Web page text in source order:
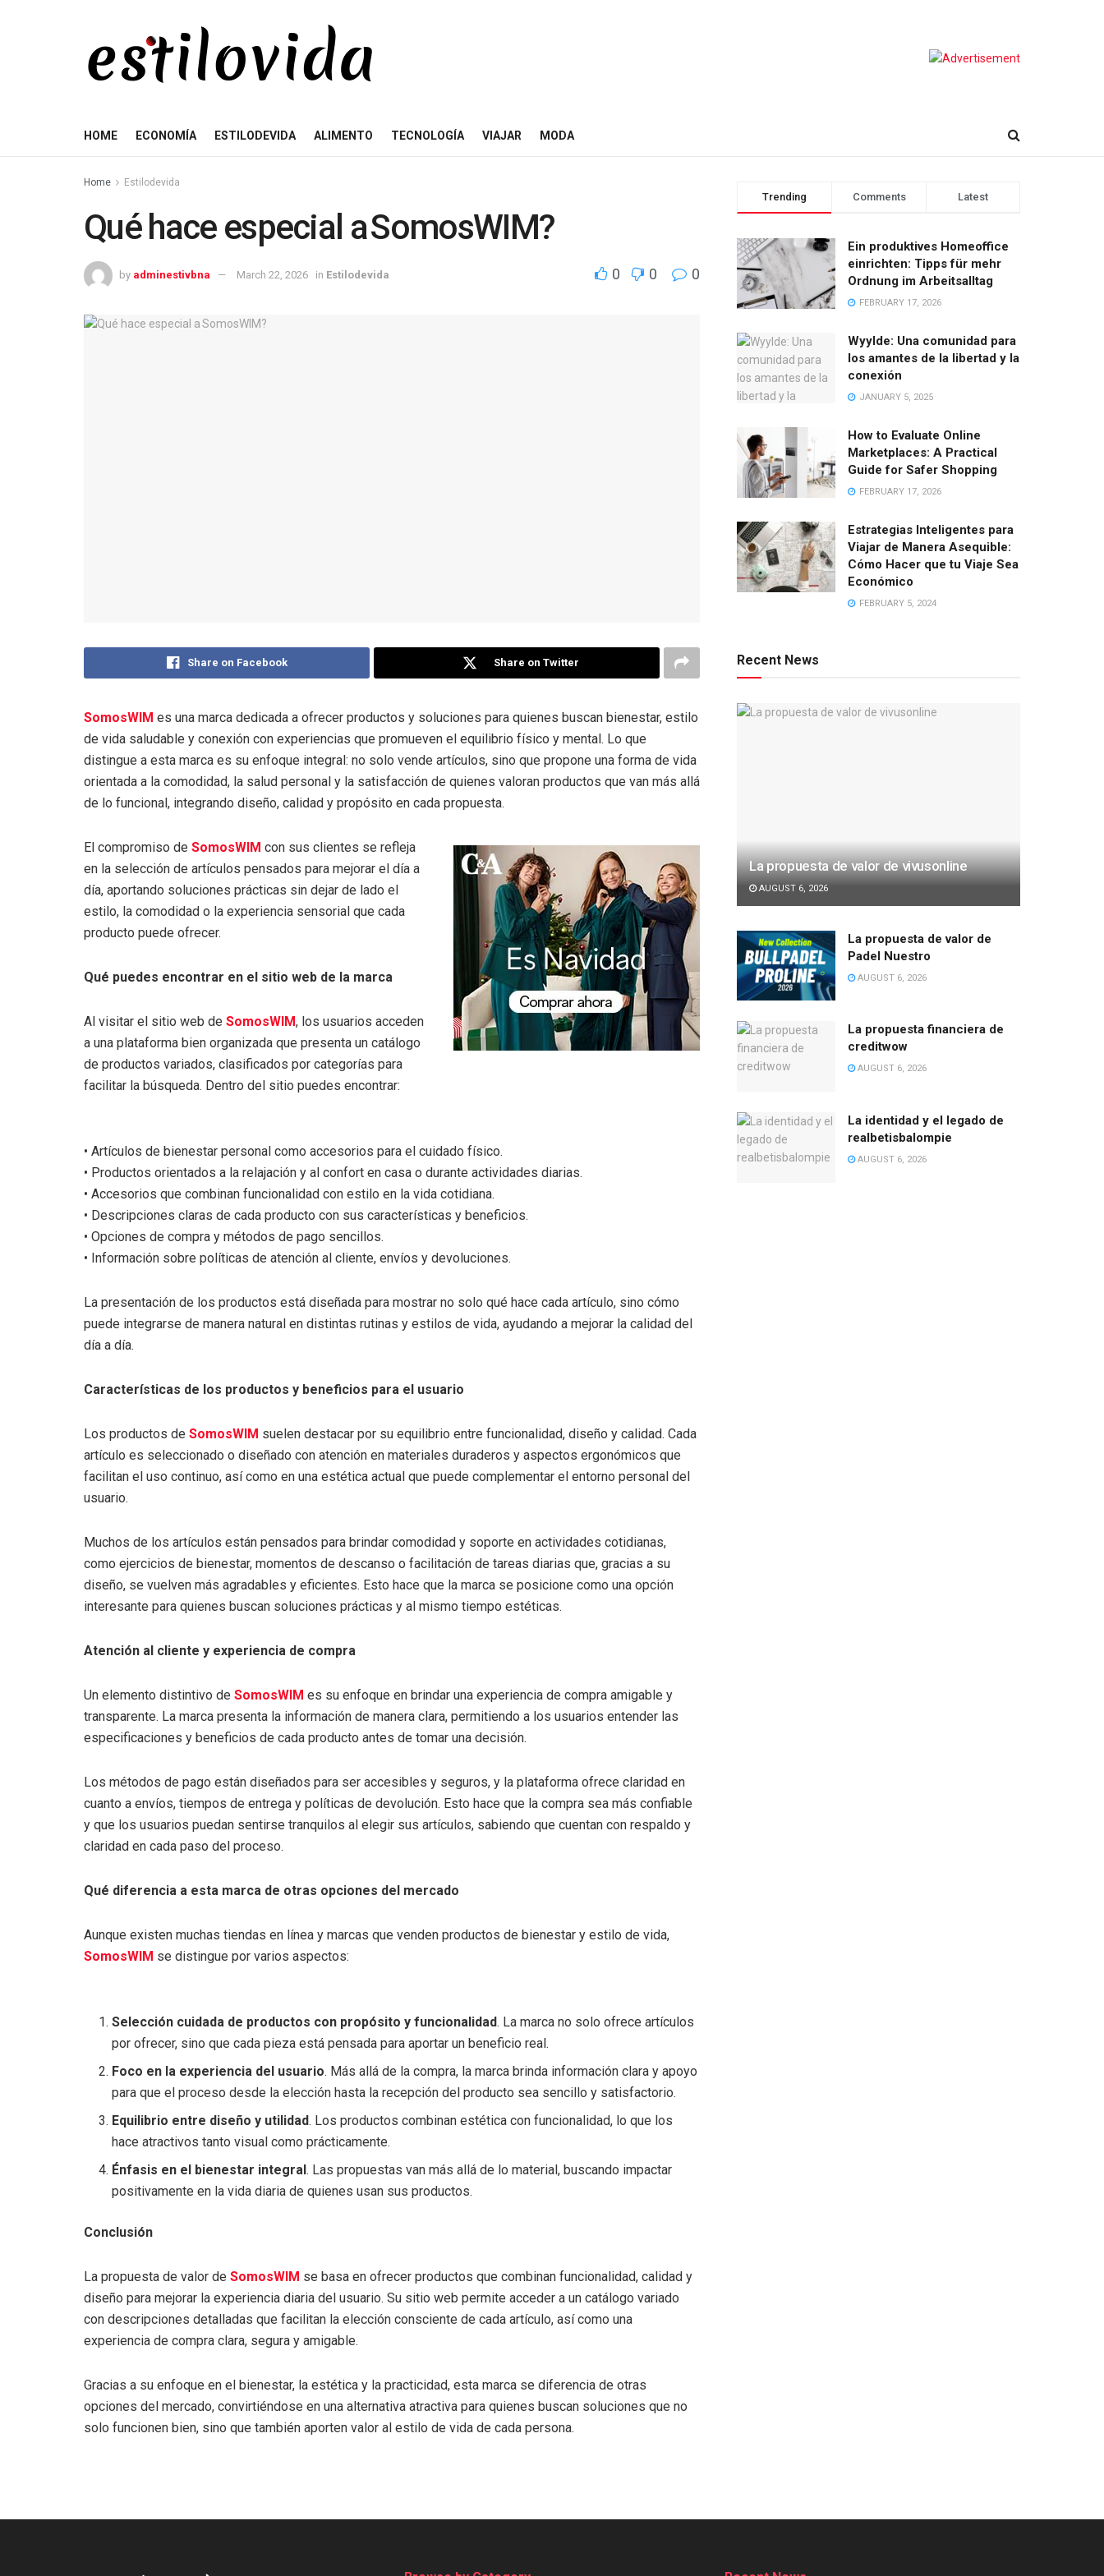
HOME ECONOMÍA ESTILODEVIDA ALIMENTO TECNOLOGÍA VIAJAR MODA
Home Estilodevida
Qué hace especial a SomosWIM?
by adminestivbna March 22, 2026 in Estilodevida 0 0 0
Share on Facebook Share on Twitter
SomosWIM es una marca dedicada a ofrecer productos y soluciones para quienes buscan bienestar, estilo
de vida saludable y conexión con experiencias que promueven el equilibrio físico y mental. Lo que
distingue a esta marca es su enfoque integral: no solo vende artículos, sino que propone una forma de vida
orientada a la comodidad, la salud personal y la satisfacción de quienes valoran productos que van más allá
de lo funcional, integrando diseño, calidad y propósito en cada propuesta.
El compromiso de SomosWIM con sus clientes se refleja
en la selección de artículos pensados para mejorar el día a
día, aportando soluciones prácticas sin dejar de lado el
estilo, la comodidad o la experiencia sensorial que cada
producto puede ofrecer.
Qué puedes encontrar en el sitio web de la marca
Al visitar el sitio web de SomosWIM, los usuarios acceden
a una plataforma bien organizada que presenta un catálogo
de productos variados, clasificados por categorías para
facilitar la búsqueda. Dentro del sitio puedes encontrar:
• Artículos de bienestar personal como accesorios para el cuidado físico.
• Productos orientados a la relajación y al confort en casa o durante actividades diarias.
• Accesorios que combinan funcionalidad con estilo en la vida cotidiana.
• Descripciones claras de cada producto con sus características y beneficios.
• Opciones de compra y métodos de pago sencillos.
• Información sobre políticas de atención al cliente, envíos y devoluciones.
La presentación de los productos está diseñada para mostrar no solo qué hace cada artículo, sino cómo
puede integrarse de manera natural en distintas rutinas y estilos de vida, ayudando a mejorar la calidad del
día a día.
Características de los productos y beneficios para el usuario
Los productos de SomosWIM suelen destacar por su equilibrio entre funcionalidad, diseño y calidad. Cada
artículo es seleccionado o diseñado con atención en materiales duraderos y aspectos ergonómicos que
facilitan el uso continuo, así como en una estética actual que puede complementar el entorno personal del
usuario.
Muchos de los artículos están pensados para brindar comodidad y soporte en actividades cotidianas,
como ejercicios de bienestar, momentos de descanso o facilitación de tareas diarias que, gracias a su
diseño, se vuelven más agradables y eficientes. Esto hace que la marca se posicione como una opción
interesante para quienes buscan soluciones prácticas y al mismo tiempo estéticas.
Atención al cliente y experiencia de compra
Un elemento distintivo de SomosWIM es su enfoque en brindar una experiencia de compra amigable y
transparente. La marca presenta la información de manera clara, permitiendo a los usuarios entender las
especificaciones y beneficios de cada producto antes de tomar una decisión.
Los métodos de pago están diseñados para ser accesibles y seguros, y la plataforma ofrece claridad en
cuanto a envíos, tiempos de entrega y políticas de devolución. Esto hace que la compra sea más confiable
y que los usuarios puedan sentirse tranquilos al elegir sus artículos, sabiendo que cuentan con respaldo y
claridad en cada paso del proceso.
Qué diferencia a esta marca de otras opciones del mercado
Aunque existen muchas tiendas en línea y marcas que venden productos de bienestar y estilo de vida,
SomosWIM se distingue por varios aspectos:
Selección cuidada de productos con propósito y funcionalidad. La marca no solo ofrece artículos
por ofrecer, sino que cada pieza está pensada para aportar un beneficio real.
Foco en la experiencia del usuario. Más allá de la compra, la marca brinda información clara y apoyo
para que el proceso desde la elección hasta la recepción del producto sea sencillo y satisfactorio.
Equilibrio entre diseño y utilidad. Los productos combinan estética con funcionalidad, lo que los
hace atractivos tanto visual como prácticamente.
Énfasis en el bienestar integral. Las propuestas van más allá de lo material, buscando impactar
positivamente en la vida diaria de quienes usan sus productos.
Conclusión
La propuesta de valor de SomosWIM se basa en ofrecer productos que combinan funcionalidad, calidad y
diseño para mejorar la experiencia diaria del usuario. Su sitio web permite acceder a un catálogo variado
con descripciones detalladas que facilitan la elección consciente de cada artículo, así como una
experiencia de compra clara, segura y amigable.
Gracias a su enfoque en el bienestar, la estética y la practicidad, esta marca se diferencia de otras
opciones del mercado, convirtiéndose en una alternativa atractiva para quienes buscan soluciones que no
solo funcionen bien, sino que también aporten valor al estilo de vida de cada persona.
Trending Comments Latest
Ein produktives Homeoffice
einrichten: Tipps für mehr
Ordnung im Arbeitsalltag
FEBRUARY 17, 2026
Wyylde: Una comunidad para
los amantes de la libertad y la
conexión
JANUARY 5, 2025
How to Evaluate Online
Marketplaces: A Practical
Guide for Safer Shopping
FEBRUARY 17, 2026
Estrategias Inteligentes para
Viajar de Manera Asequible:
Cómo Hacer que tu Viaje Sea
Económico
FEBRUARY 5, 2024
Recent News
La propuesta de valor de vivusonline
AUGUST 6, 2026
La propuesta de valor de
Padel Nuestro
AUGUST 6, 2026
La propuesta financiera de
creditwow
AUGUST 6, 2026
La identidad y el legado de
realbetisbalompie
AUGUST 6, 2026